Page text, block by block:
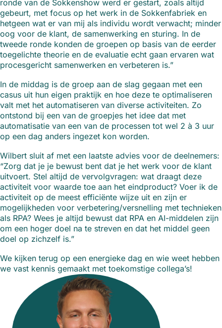
ronde van de Sokkenshow werd er gestart, zoals altijd
gebeurt, met focus op het werk in de Sokkenfabriek en
hetgeen wat er van mij als individu wordt verwacht; minder
oog voor de klant, de samenwerking en sturing. In de
tweede ronde konden de groepen op basis van de eerder
toegelichte theorie en de evaluatie echt gaan ervaren wat
procesgericht samenwerken en verbeteren is.”
In de middag is de groep aan de slag gegaan met een
casus uit hun eigen praktijk en hoe deze te optimaliseren
valt met het automatiseren van diverse activiteiten. Zo
ontstond bij een van de groepjes het idee dat met
automatisatie van een van de processen tot wel 2 à 3 uur
op een dag anders ingezet kon worden.
Wilbert sluit af met een laatste advies voor de deelnemers:
“Zorg dat je je bewust bent dat je het werk voor de klant
uitvoert. Stel altijd de vervolgvragen: wat draagt deze
activiteit voor waarde toe aan het eindproduct? Voer ik de
activiteit op de meest efficiënte wijze uit en zijn er
mogelijkheden voor verbetering/versnelling met technieken
als RPA? Wees je altijd bewust dat RPA en AI-middelen zijn
om een hoger doel na te streven en dat het middel geen
doel op zichzelf is.”
We kijken terug op een energieke dag en wie weet hebben
we vast kennis gemaakt met toekomstige collega’s!